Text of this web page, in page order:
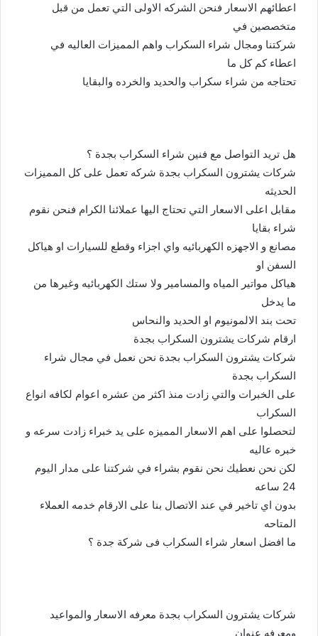
اعطائهم الاسعار فنحن الشركه الاولى التي تعمل من قبل
متخصصين في
شركتنا ومجال شراء السكراب واهم المميزات العاليه في
اعطاء كم كل ما
تحتاجه من شراء سكراب والحديد والخرده والبقايا
هل تريد التواصل مع فنين شراء السكراب بجدة ؟
شركات يشترون السكراب بجدة شركه تعمل على كل المميزات
الحديثه
مقابل اعلى الاسعار التي تحتاج اليها عملائنا الكرام فنحن نقوم
شراء بقايا
مصانع و الاجهزه الكهربائيه واي اجزاء وقطع للسيارات او هياكل
السفن او
هياكل مواتير المياه والمسامير ولا ستك الكهربائيه وغيرها من
ما يدخل
تحت بند الالمونيوم او الحديد والنحاس
ارقام شركات يشترون السكراب بجدة
شركات يشترون السكراب بجدة نحن نعمل في مجال شراء
السكراب بجدة
على الخبرات والتي زادت منذ اكثر من عشره اعوام لكافه انواع
السكراب
لتحصلوا على اهم الاسعار المميزه على يد خبراء زادت سرعه و
خبره عاليه
لكن نحن نعطيك نحن نقوم بشراء في شركتنا على مدار اليوم
24 ساعه
بدون اي تاخير في عند الاتصال بنا على الارقام خدمه العملاء
المتاحه
ما افضل اسعار شراء السكراب فى شركة جدة ؟
شركات يشترون السكراب بجدة معرفه الاسعار والمواعيد
ومعرفه عنوان